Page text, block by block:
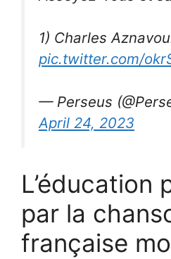
1) Charles
pic.twitter.com/
— Perseus
April 24, 2023
L’éducation
par la
française